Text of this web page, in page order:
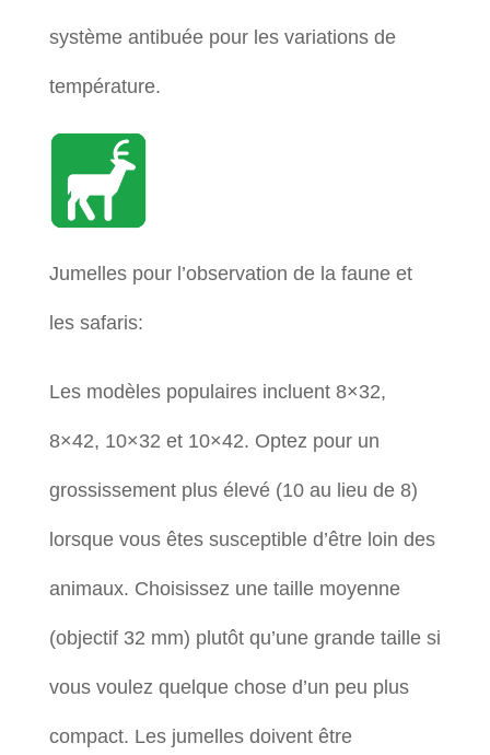
système antibuée pour les variations de
température.
Jumelles pour l’observation de la faune et
les safaris:
Les modèles populaires incluent 8×32,
8×42, 10×32 et 10×42. Optez pour un
grossissement plus élevé (10 au lieu de 8)
lorsque vous êtes susceptible d’être loin des
animaux. Choisissez une taille moyenne
(objectif 32 mm) plutôt qu’une grande taille si
vous voulez quelque chose d’un peu plus
compact. Les jumelles doivent être